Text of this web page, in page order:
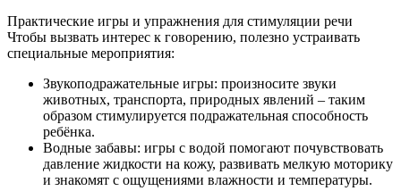
Практические игры и упражнения для стимуляции речи
Чтобы вызвать интерес к говорению, полезно устраивать
специальные мероприятия:
Звукоподражательные игры: произносите звуки
животных, транспорта, природных явлений – таким
образом стимулируется подражательная способность
ребёнка.
Водные забавы: игры с водой помогают почувствовать
давление жидкости на кожу, развивать мелкую моторику
и знакомят с ощущениями влажности и температуры.